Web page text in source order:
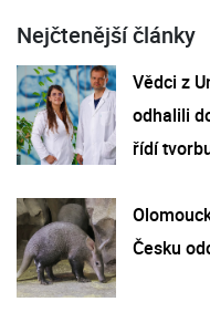
Nejčtenější články
Vědci z
odhalili
řídí
Česku